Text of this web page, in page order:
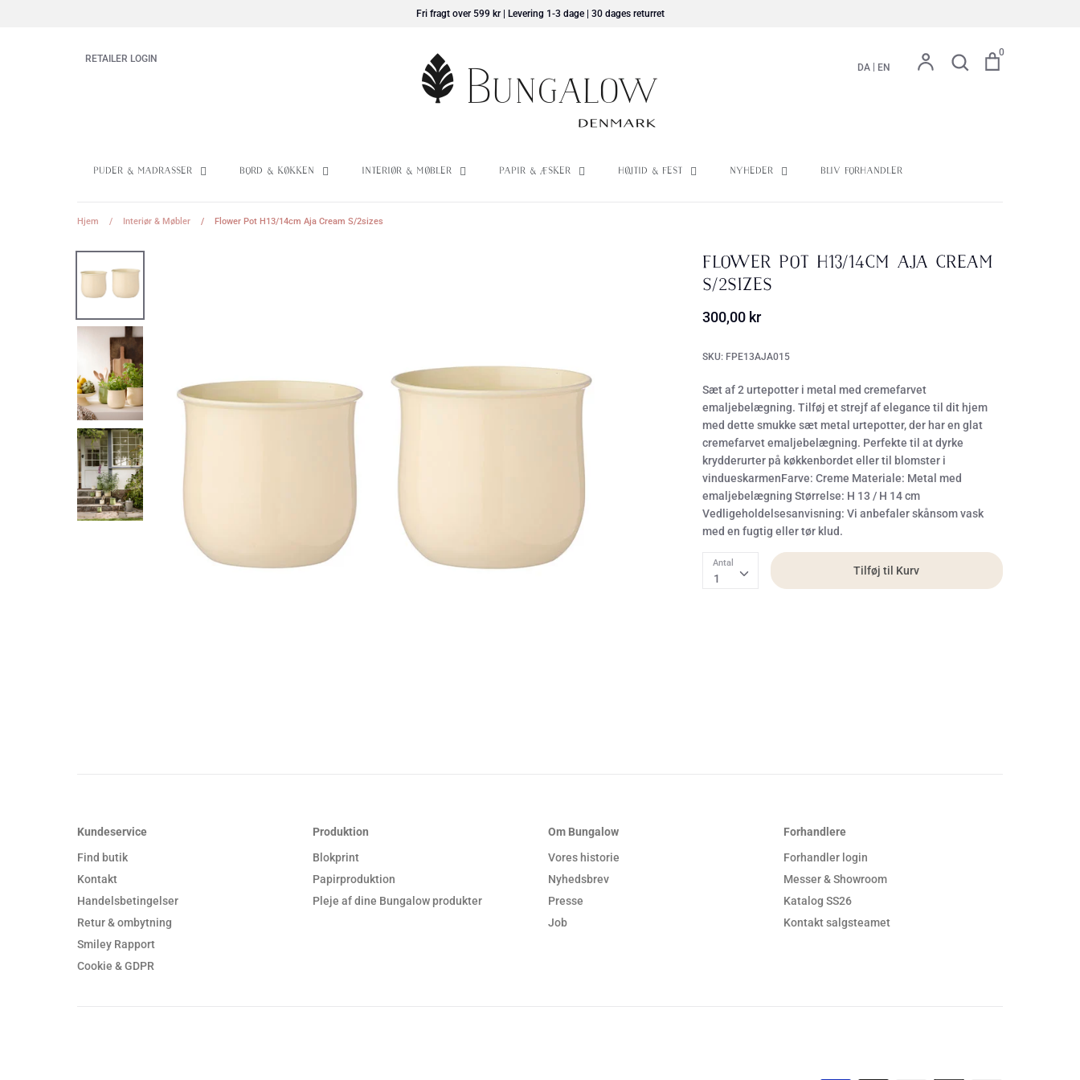
Fri fragt over 599 kr | Levering 1-3 dage | 30 dages returret
RETAILER LOGIN
DA EN
Konto Søg Kurv
0
Puder & Madrasser Bord & Køkken Interiør & Møbler Papir & Æsker Højtid & Fest Nyheder Bliv forhandler
Hjem / Interiør & Møbler / Flower Pot H13/14cm Aja Cream S/2sizes
Flower Pot H13/14cm Aja Cream
S/2sizes
300,00 kr
SKU: FPE13AJA015
Sæt af 2 urtepotter i metal med cremefarvet
emaljebelægning. Tilføj et strejf af elegance til dit hjem
med dette smukke sæt metal urtepotter, der har en glat
cremefarvet emaljebelægning. Perfekte til at dyrke
krydderurter på køkkenbordet eller til blomster i
vindueskarmenFarve: Creme Materiale: Metal med
emaljebelægning Størrelse: H 13 / H 14 cm
Vedligeholdelsesanvisning: Vi anbefaler skånsom vask
med en fugtig eller tør klud.
Antal
1
Tilføj til Kurv
Kundeservice
Find butik
Kontakt
Handelsbetingelser
Retur & ombytning
Smiley Rapport
Cookie & GDPR
Produktion
Blokprint
Papirproduktion
Pleje af dine Bungalow produkter
Om Bungalow
Vores historie
Nyhedsbrev
Presse
Job
Forhandlere
Forhandler login
Messer & Showroom
Katalog SS26
Kontakt salgsteamet